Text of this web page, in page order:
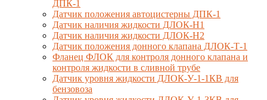
ДПК-1
Датчик положения автоцистерны ДПК-1
Датчик наличия жидкости ДЛОК-Н1
Датчик наличия жидкости ДЛОК-Н2
Датчик положения донного клапана ДЛОК-Т-1
Фланец ФЛОК для контроля донного клапана и
контроля жидкости в сливной трубе
Датчик уровня жидкости ДЛОК-У-1-1КВ для
бензовоза